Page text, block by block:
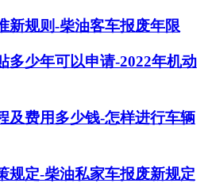
新规则-柴油客车报废年限
多少年可以申请-2022年机动
及费用多少钱-怎样进行车辆
规定-柴油私家车报废新规定